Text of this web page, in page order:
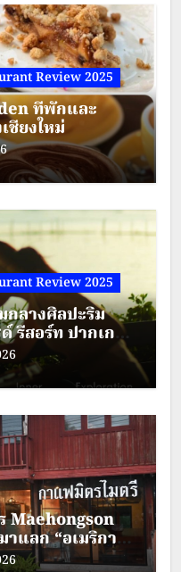
Review 2025
ที่พักและ
หางดงเชียงใหม่
Review 2025
กลางศิลปะริม
รีสอร์ท ปากเกร็ด
Maehongson
าแลก “อเมริกา